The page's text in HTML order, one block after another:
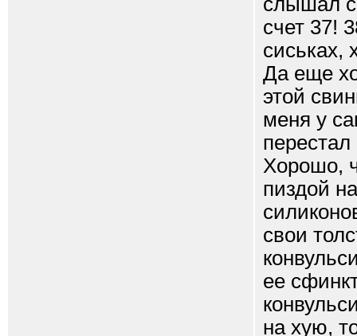
счет 37!
сиськах,
Да еще
этой
меня у
Хорошо,
пиздой
свои
ее
на хую,